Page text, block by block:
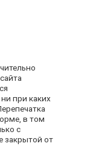
при каких
в том
с
закрытой от